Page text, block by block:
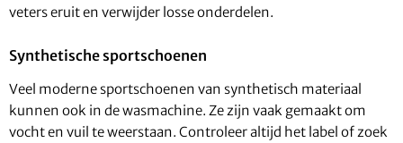
veters eruit en verwijder losse onderdelen.
Synthetische sportschoenen
Veel moderne sportschoenen van synthetisch materiaal
kunnen ook in de wasmachine. Ze zijn vaak gemaakt om
vocht en vuil te weerstaan. Controleer altijd het label of zoek